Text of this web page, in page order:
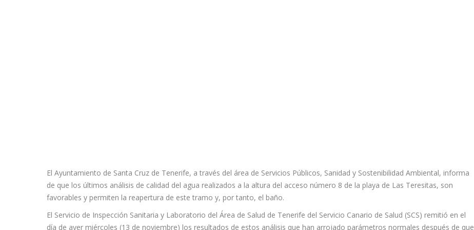
El Ayuntamiento de Santa Cruz de Tenerife, a través del área de Servicios Públicos, Sanidad y Sostenibilidad Ambiental, informa
de que los últimos análisis de calidad del agua realizados a la altura del acceso número 8 de la playa de Las Teresitas, son
favorables y permiten la reapertura de este tramo y, por tanto, el baño.
El Servicio de Inspección Sanitaria y Laboratorio del Área de Salud de Tenerife del Servicio Canario de Salud (SCS) remitió en el
día de ayer miércoles (13 de noviembre) los resultados de estos análisis que han arrojado parámetros normales después de que